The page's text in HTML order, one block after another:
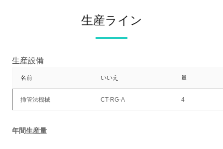
生産ライン
生産設備
名前 いいえ 量
挿管法機械 CT-RG-A 4
年間生産量